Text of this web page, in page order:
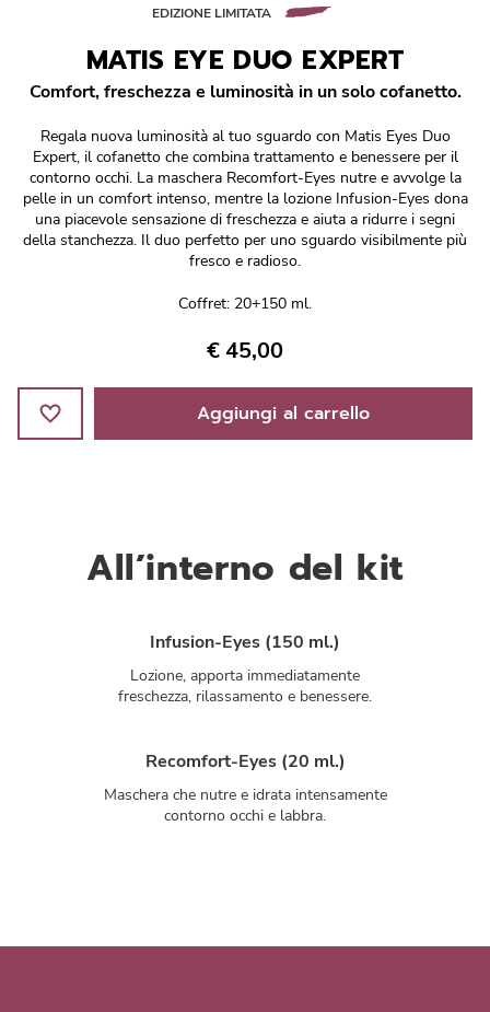
Réponse Pureté
Réponse Délicate
Réponse Cosmake-up
Réponse Fondamentale
Edizione Limitata
EDIZIONE LIMITATA
MATIS EYE DUO EXPERT
Comfort, freschezza e luminosità in un solo cofanetto.
Regala nuova luminosità al tuo sguardo con Matis Eyes Duo
Expert, il cofanetto che combina trattamento e benessere per il
contorno occhi. La maschera Recomfort-Eyes nutre e avvolge la
pelle in un comfort intenso, mentre la lozione Infusion-Eyes dona
una piacevole sensazione di freschezza e aiuta a ridurre i segni
della stanchezza. Il duo perfetto per uno sguardo visibilmente più
fresco e radioso.
Coffret: 20+150 ml.
€ 45,00
Aggiungi al carrello
All’interno del kit
Infusion-Eyes (150 ml.)
Lozione, apporta immediatamente
freschezza, rilassamento e benessere.
Recomfort-Eyes (20 ml.)
Maschera che nutre e idrata intensamente
contorno occhi e labbra.